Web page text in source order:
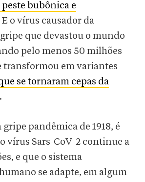
peste bubônica e
E o vírus causador da
que devastou o mundo
pelo menos 50 milhões
transformou em variantes
se tornaram cepas da
.
pandêmica de 1918, é
vírus Sars-CoV-2 continue a
e que o sistema
se adapte, em algum